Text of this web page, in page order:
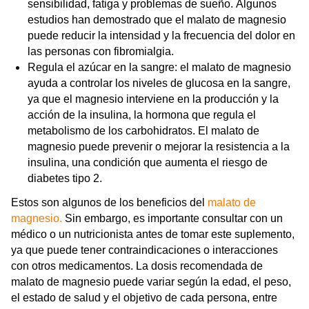
sensibilidad, fatiga y problemas de sueño. Algunos
estudios han demostrado que el malato de magnesio
puede reducir la intensidad y la frecuencia del dolor en
las personas con fibromialgia.
Regula el azúcar en la sangre: el malato de magnesio
ayuda a controlar los niveles de glucosa en la sangre,
ya que el magnesio interviene en la producción y la
acción de la insulina, la hormona que regula el
metabolismo de los carbohidratos. El malato de
magnesio puede prevenir o mejorar la resistencia a la
insulina, una condición que aumenta el riesgo de
diabetes tipo 2.
Estos son algunos de los beneficios del malato de
magnesio. Sin embargo, es importante consultar con un
médico o un nutricionista antes de tomar este suplemento,
ya que puede tener contraindicaciones o interacciones
con otros medicamentos. La dosis recomendada de
malato de magnesio puede variar según la edad, el peso,
el estado de salud y el objetivo de cada persona, entre